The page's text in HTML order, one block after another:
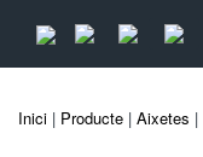
Inici | Producte | Aixetes |